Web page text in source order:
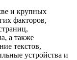
и крупных
факторов,
а также
текстов,
устройства и